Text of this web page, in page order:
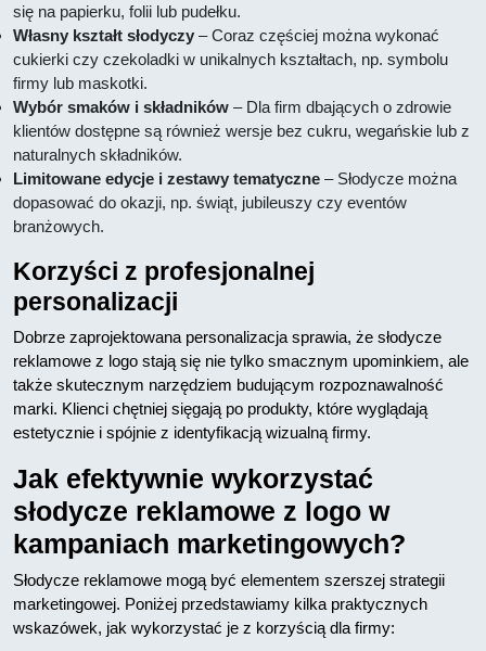
się na papierku, folii lub pudełku.
Własny kształt słodyczy – Coraz częściej można wykonać
cukierki czy czekoladki w unikalnych kształtach, np. symbolu
firmy lub maskotki.
Wybór smaków i składników – Dla firm dbających o zdrowie
klientów dostępne są również wersje bez cukru, wegańskie lub z
naturalnych składników.
Limitowane edycje i zestawy tematyczne – Słodycze można
dopasować do okazji, np. świąt, jubileuszy czy eventów
branżowych.
Korzyści z profesjonalnej
personalizacji
Dobrze zaprojektowana personalizacja sprawia, że słodycze
reklamowe z logo stają się nie tylko smacznym upominkiem, ale
także skutecznym narzędziem budującym rozpoznawalność
marki. Klienci chętniej sięgają po produkty, które wyglądają
estetycznie i spójnie z identyfikacją wizualną firmy.
Jak efektywnie wykorzystać
słodycze reklamowe z logo w
kampaniach marketingowych?
Słodycze reklamowe mogą być elementem szerszej strategii
marketingowej. Poniżej przedstawiamy kilka praktycznych
wskazówek, jak wykorzystać je z korzyścią dla firmy: